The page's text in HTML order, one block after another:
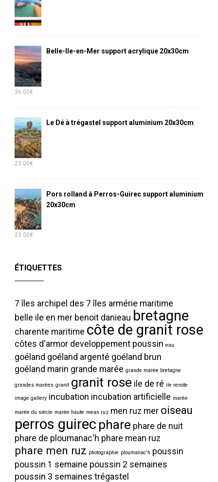
Belle-Ile-en-Mer support acrylique 20x30cm
36.00€
Le Dé à trégastel support aluminium 20x30cm
23.00€
Pors rolland à Perros-Guirec support aluminium
20x30cm
23.00€
ÉTIQUETTES
7 îles archipel des 7 îles armérie maritime
belle ile en mer benoit danieau bretagne
charente maritime côte de granit rose
côtes d'armor developpement poussin eau
goéland goéland argenté goéland brun
goéland marin grande marée grande marée bretagne
grandes marées granit granit rose ile de ré ile renote
image gallery incubation incubation artificielle marée
marée du siècle marée haute mean ruz men ruz mer oiseau
perros guirec phare phare de nuit
phare de ploumanac'h phare mean ruz
phare men ruz photographie ploumanac'h poussin
poussin 1 semaine poussin 2 semaines
poussin 3 semaines trégastel